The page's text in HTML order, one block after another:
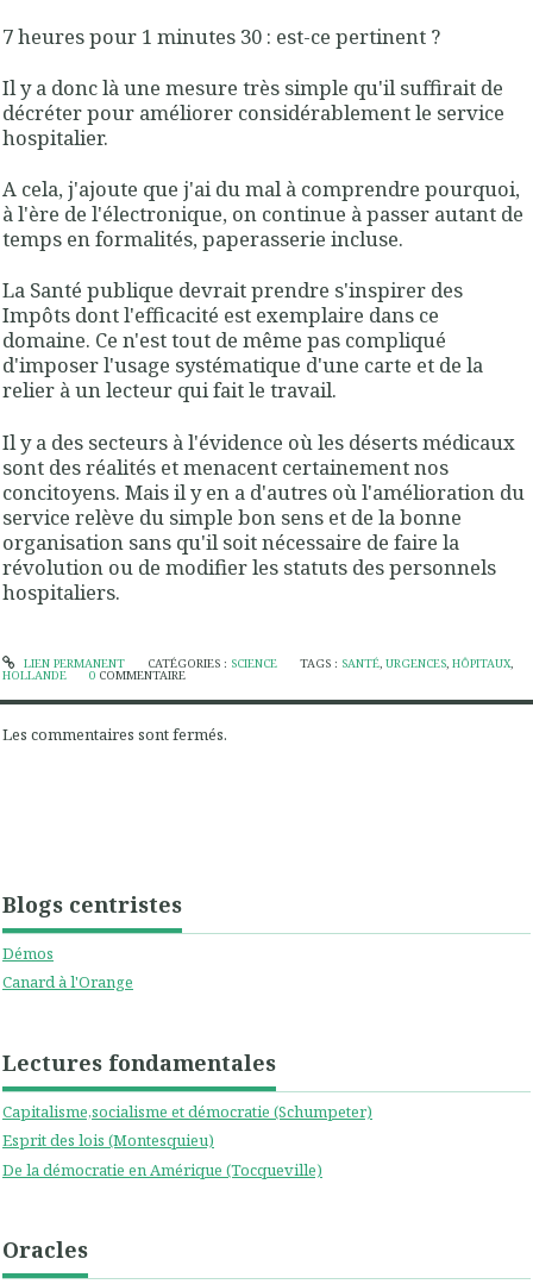
Blogs centristes
Démos
Canard à l'Orange
Lectures fondamentales
Capitalisme,socialisme et démocratie (Schumpeter)
Esprit des lois (Montesquieu)
De la démocratie en Amérique (Tocqueville)
Oracles
7 heures pour 1 minutes 30 : est-ce pertinent ?
Il y a donc là une mesure très simple qu'il suffirait de
décréter pour améliorer considérablement le service
hospitalier.
A cela, j'ajoute que j'ai du mal à comprendre pourquoi,
à l'ère de l'électronique, on continue à passer autant de
temps en formalités, paperasserie incluse.
La Santé publique devrait prendre s'inspirer des
Impôts dont l'efficacité est exemplaire dans ce
domaine. Ce n'est tout de même pas compliqué
d'imposer l'usage systématique d'une carte et de la
relier à un lecteur qui fait le travail.
Il y a des secteurs à l'évidence où les déserts médicaux
sont des réalités et menacent certainement nos
concitoyens. Mais il y en a d'autres où l'amélioration du
service relève du simple bon sens et de la bonne
organisation sans qu'il soit nécessaire de faire la
révolution ou de modifier les statuts des personnels
hospitaliers.
LIEN PERMANENT CATÉGORIES : SCIENCE TAGS : SANTÉ,URGENCES,HÔPITAUX,
HOLLANDE 0 COMMENTAIRE
Les commentaires sont fermés.